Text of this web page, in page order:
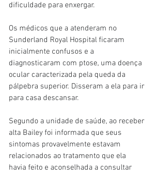
dificuldade para enxergar.
Os médicos que a atenderam no
Sunderland Royal Hospital ficaram
inicialmente confusos e a
diagnosticaram com ptose, uma doença
ocular caracterizada pela queda da
pálpebra superior. Disseram a ela para ir
para casa descansar.
Segundo a unidade de saúde, ao receber
alta Bailey foi informada que seus
sintomas provavelmente estavam
relacionados ao tratamento que ela
havia feito e aconselhada a consultar